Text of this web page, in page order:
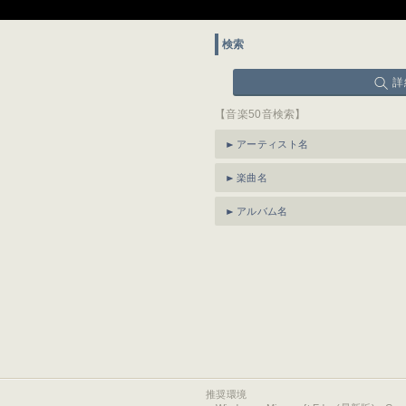
検索
詳
【音楽50音検索】
アーティスト名
楽曲名
アルバム名
推奨環境